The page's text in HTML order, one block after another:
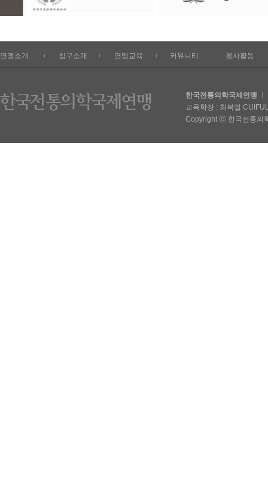
연맹소개 침구소개 연맹교육 커뮤니티 봉사활동
한국전통의학국제연맹
교육학장 : 최복열
Copyright ⓒ 한국전통의